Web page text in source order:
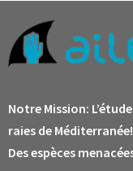
Notre Mission:
raies de Méditerranée!
Des espèces